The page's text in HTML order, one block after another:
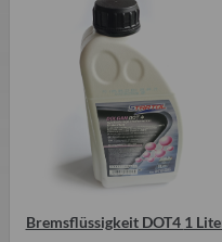
Bremsflüssigkeit DOT4